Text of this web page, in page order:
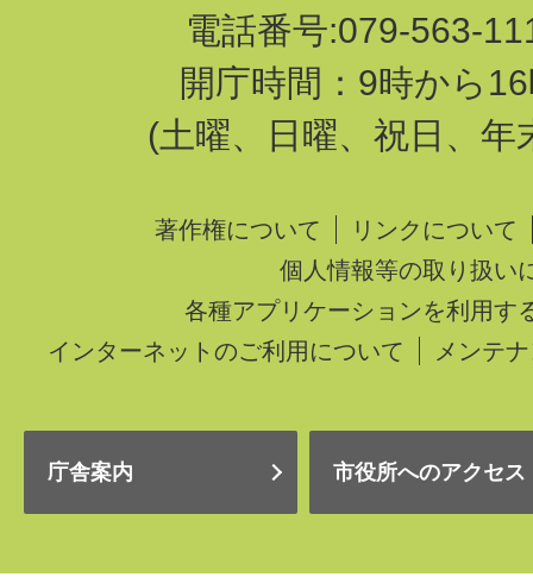
電話番号:079-563-
開庁時間：9時から
(土曜、日曜、祝日、年
著作権について
リンクについて
個人情報等の取り扱い
各種アプリケーションを利用す
インターネットのご利用について
メンテ
庁舎案内 市役所へのアクセス